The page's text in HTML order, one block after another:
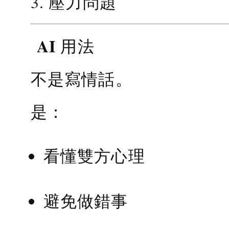
AI 用法
不是寫情話。
是：
看懂雙方心理
避免做錯事